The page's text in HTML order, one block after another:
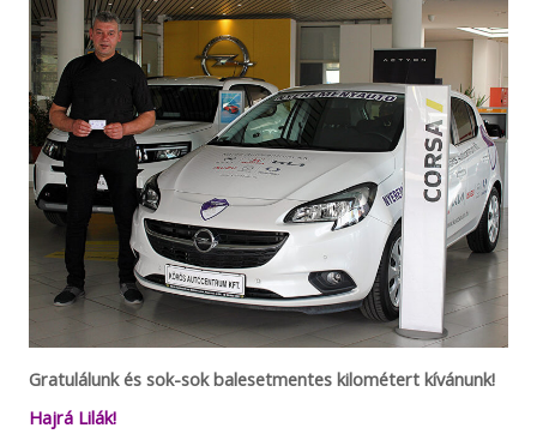
Gratulálunk és sok-sok balesetmentes kilométert kívánunk!
Hajrá Lilák!